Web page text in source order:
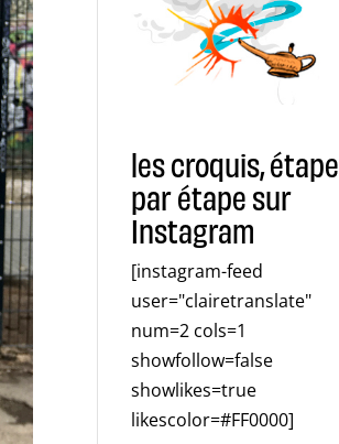
les croquis, étape
par étape sur
Instagram
[instagram-feed
user="clairetranslate"
num=2 cols=1
showfollow=false
showlikes=true
likescolor=#FF0000]